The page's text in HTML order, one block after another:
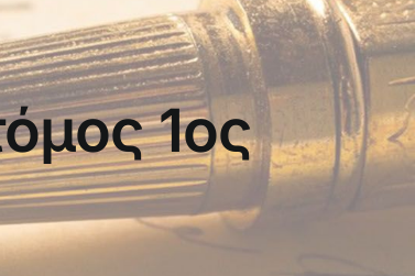
1ος